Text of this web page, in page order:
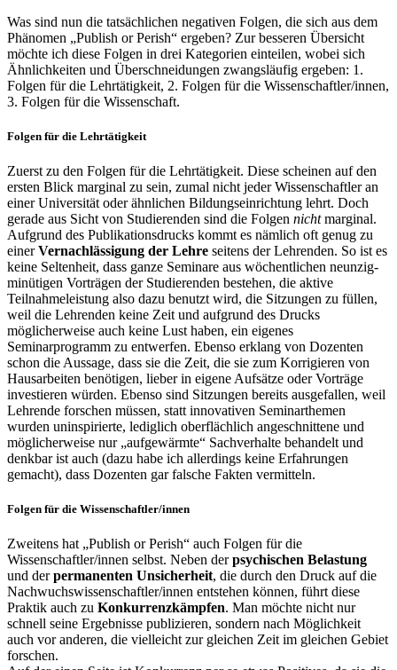
Was sind nun die tatsächlichen negativen Folgen, die sich aus dem
Phänomen „Publish or Perish“ ergeben? Zur besseren Übersicht
möchte ich diese Folgen in drei Kategorien einteilen, wobei sich
Ähnlichkeiten und Überschneidungen zwangs­läufig ergeben: 1.
Folgen für die Lehrtätigkeit, 2. Folgen für die Wissenschaftler/innen,
3. Folgen für die Wissenschaft.
Folgen für die Lehrtätigkeit
Zuerst zu den Folgen für die Lehrtätigkeit. Diese scheinen auf den
ersten Blick marginal zu sein, zumal nicht jeder Wissenschaftler an
einer Universität oder ähnlichen Bildungseinrichtung lehrt. Doch
gerade aus Sicht von Studieren­den sind die Folgen nichtmarginal.
Aufgrund des Publikationsdrucks kommt es nämlich oft genug zu
einerVernachlässigung der Lehre seitens der Lehrenden. So ist es
keine Seltenheit, dass ganze Seminare aus wöchentlichen neunzig­
minütigen Vorträgen der Studierenden bestehen, die aktive
Teilnahmeleistung also dazu benutzt wird, die Sitzungen zu füllen,
weil die Lehrenden keine Zeit und aufgrund des Drucks
möglicherweise auch keine Lust haben, ein ei­genes
Seminarprogramm zu entwerfen. Ebenso erklang von Dozenten
schon die Aussage, dass sie die Zeit, die sie zum Korrigieren von
Hausarbeiten benötigen, lieber in eigene Aufsätze oder Vorträge
investieren würden. Ebenso sind Sitzungen bereits ausgefallen, weil
Lehrende forschen müssen, statt innova­tiven Seminarthemen
wurden uninspirierte, lediglich oberflächlich angeschnittene und
mög­licherweise nur „auf­gewärmte“ Sachverhalte behandelt und
denkbar ist auch (dazu habe ich allerdings keine Erfahrungen
gemacht), dass Dozenten gar falsche Fakten ver­mitteln.
Folgen für die Wissenschaftler/innen
Zweitens hat „Publish or Perish“ auch Folgen für die
Wissenschaftler/innen selbst. Ne­ben derpsychischen Belastung
und derpermanenten Unsicherheit, die durch den Druck auf die
Nachwuchswissenschaftler/innen entstehen können, führt diese
Praktik auch zu Konkurrenzkämpfen. Man möchte nicht nur
schnell seine Ergebnisse publizieren, sondern nach Möglichkeit
auch vor anderen, die vielleicht zur glei­chen Zeit im gleichen Gebiet
forschen.